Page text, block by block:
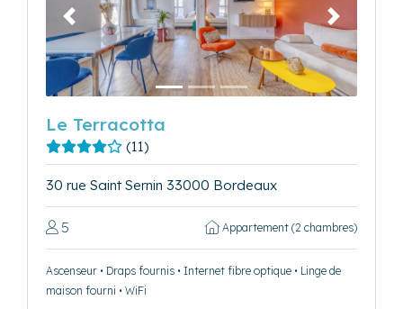
Précédent Suivant
Le Terracotta
(11)
30 rue Saint Sernin 33000 Bordeaux
5 Appartement (2 chambres)
Ascenseur • Draps fournis • Internet fibre optique • Linge de
maison fourni • WiFi